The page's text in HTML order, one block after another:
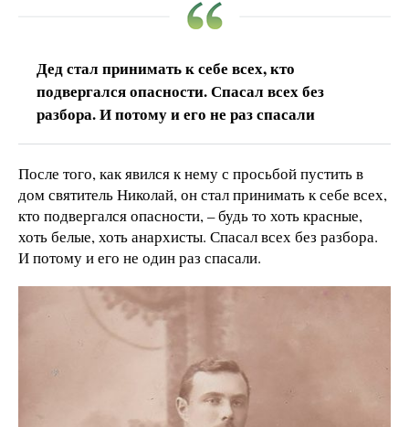
Дед стал принимать к себе всех, кто
подвергался опасности. Спасал всех без
разбора. И потому и его не раз спасали
После того, как явился к нему с просьбой пустить в
дом святитель Николай, он стал принимать к себе всех,
кто подвергался опасности, – будь то хоть красные,
хоть белые, хоть анархисты. Спасал всех без разбора.
И потому и его не один раз спасали.